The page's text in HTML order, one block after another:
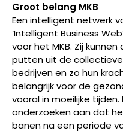
Groot belang MKB
Een intelligent netwerk
‘Intelligent Business
voor het MKB. Zij
putten uit de
bedrijven en zo hun
belangrijk voor de
vooral in moeilijke
onderzoeken aan dat
banen na een periode